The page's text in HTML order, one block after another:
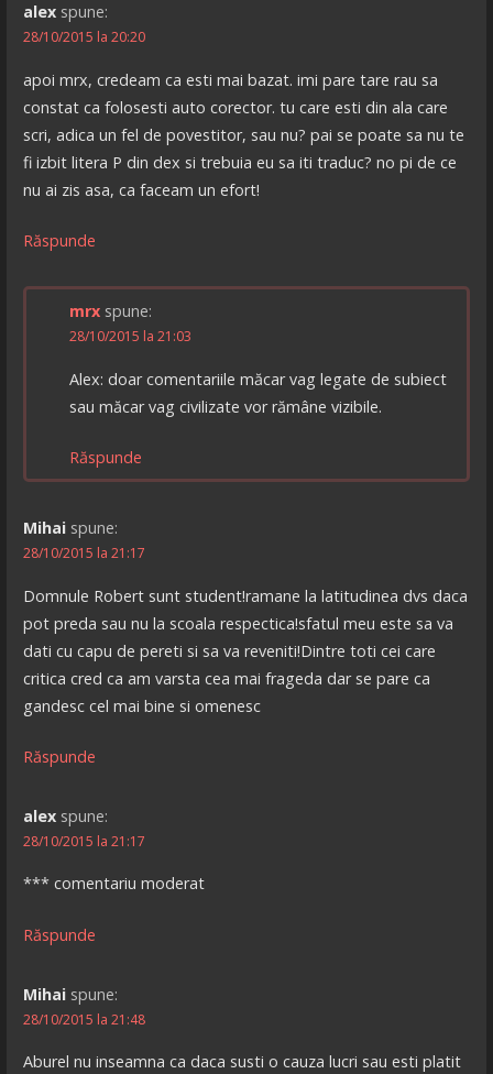
alex spune:
28/10/2015 la 20:20
apoi mrx, credeam ca esti mai bazat. imi pare tare rau sa
constat ca folosesti auto corector. tu care esti din ala care
scri, adica un fel de povestitor, sau nu? pai se poate sa nu te
fi izbit litera P din dex si trebuia eu sa iti traduc? no pi de ce
nu ai zis asa, ca faceam un efort!
Răspunde
mrx spune:
28/10/2015 la 21:03
Alex: doar comentariile măcar vag legate de subiect
sau măcar vag civilizate vor rămâne vizibile.
Răspunde
Mihai spune:
28/10/2015 la 21:17
Domnule Robert sunt student!ramane la latitudinea dvs daca
pot preda sau nu la scoala respectica!sfatul meu este sa va
dati cu capu de pereti si sa va reveniti!Dintre toti cei care
critica cred ca am varsta cea mai frageda dar se pare ca
gandesc cel mai bine si omenesc
Răspunde
alex spune:
28/10/2015 la 21:17
*** comentariu moderat
Răspunde
Mihai spune:
28/10/2015 la 21:48
Aburel nu inseamna ca daca susti o cauza lucri sau esti platit